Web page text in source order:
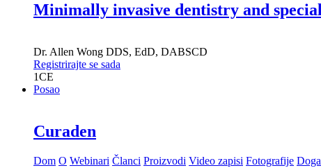
Minimally invasive dentistry and
Dr. Allen Wong DDS, EdD, DABSCD
Registrirajte se sada
1CE
Posao
Curaden
Dom O Webinari Članci Proizvodi Video zapisi Fotografije